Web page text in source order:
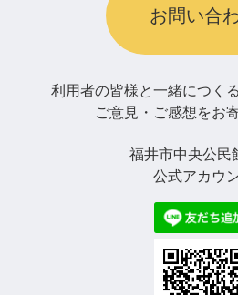
お問い合
利用者の皆様と一緒につく
ご意見・ご感想をお
福井市中央公民
公式アカウ